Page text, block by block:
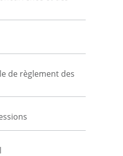
de règlement des